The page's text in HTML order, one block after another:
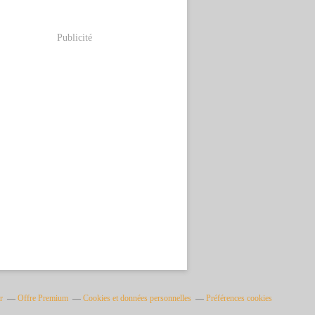
Publicité
Offre Premium Cookies et données personnelles Préférences cookies